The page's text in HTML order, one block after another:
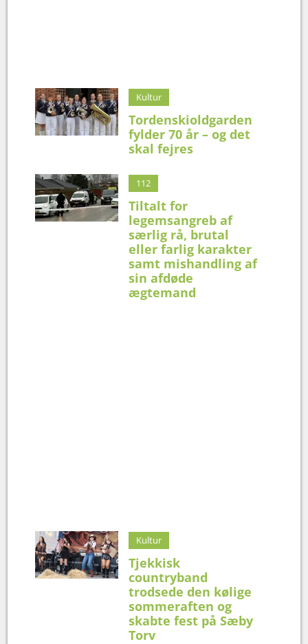
Kultur
Tordenskioldgarden
fylder 70 år – og det
skal fejres
112
Tiltalt for
legemsangreb af
særlig rå, brutal
eller farlig karakter
samt mishandling af
sin afdøde
ægtemand
Kultur
Tjekkisk
countryband
trodsede den kølige
sommeraften og
skabte fest på Sæby
Torv